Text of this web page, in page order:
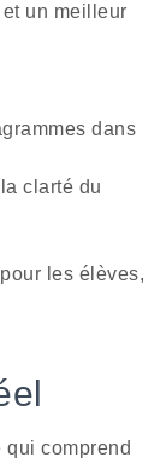
un meilleur
dans
clarté du
les élèves,
comprend